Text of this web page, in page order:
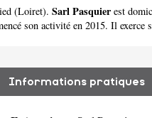
(Loiret). Sarl Pasquierest
son activité en 2015. Il
Informations pratiques